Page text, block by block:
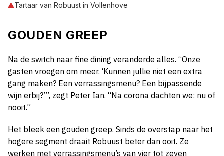
Tartaar van Robuust in Vollenhove
GOUDEN GREEP
Na de switch naar fine dining veranderde alles. “Onze
gasten vroegen om meer. ‘Kunnen jullie niet een extra
gang maken? Een verrassingsmenu? Een bijpassende
wijn erbij?’”, zegt Peter Ian. “Na corona dachten we: nu of
nooit.”
Het bleek een gouden greep. Sinds de overstap naar het
hogere segment draait Robuust beter dan ooit. Ze
werken met verrassingsmenu’s van vier tot zeven